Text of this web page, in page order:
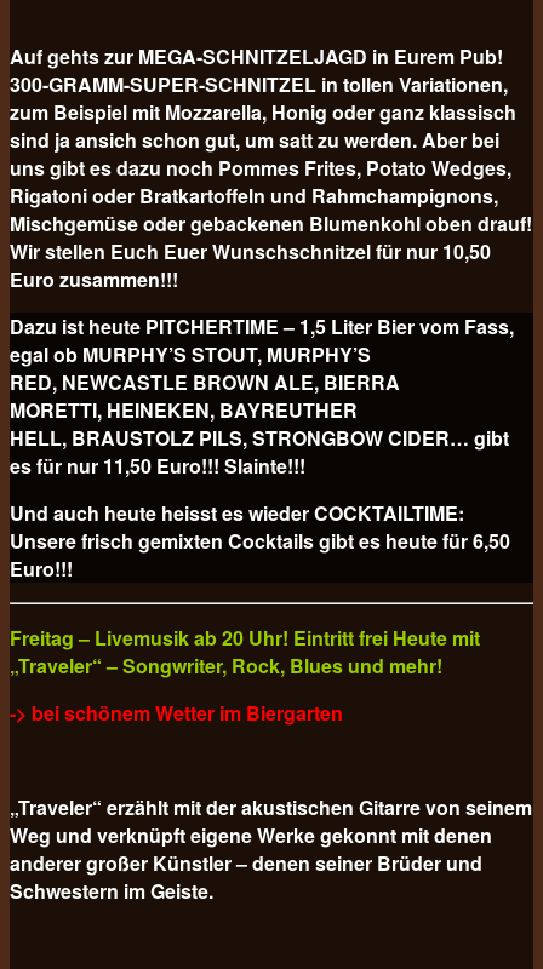
Auf gehts zur MEGA-SCHNITZELJAGD in Eurem Pub!
300-GRAMM-SUPER-SCHNITZEL in tollen Variationen,
zum Beispiel mit Mozzarella, Honig oder ganz klassisch
sind ja ansich schon gut, um satt zu werden. Aber bei
uns gibt es dazu noch Pommes Frites, Potato Wedges,
Rigatoni oder Bratkartoffeln und Rahmchampignons,
Mischgemüse oder gebackenen Blumenkohl oben drauf!
Wir stellen Euch Euer Wunschschnitzel für nur 10,50
Euro zusammen!!!
Dazu ist heute PITCHERTIME – 1,5 Liter Bier vom Fass,
egal ob MURPHY’S STOUT, MURPHY’S
RED, NEWCASTLE BROWN ALE, BIERRA
MORETTI, HEINEKEN, BAYREUTHER
HELL, BRAUSTOLZ PILS, STRONGBOW CIDER… gibt
es für nur 11,50 Euro!!! Slainte!!!
Und auch heute heisst es wieder COCKTAILTIME:
Unsere frisch gemixten Cocktails gibt es heute für6,50
Euro!!!
Freitag – Livemusik ab 20 Uhr! Eintritt frei Heute mit
„Traveler“ – Songwriter, Rock, Blues und mehr!
-> bei schönem Wetter im Biergarten
„Traveler“ erzählt mit der akustischen Gitarre von seinem
Weg und verknüpft eigene Werke gekonnt mit denen
anderer großer Künstler – denen seiner Brüder und
Schwestern im Geiste.